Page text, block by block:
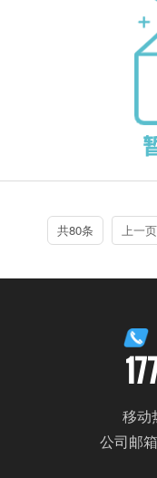
共80条 上一页
移动
公司邮